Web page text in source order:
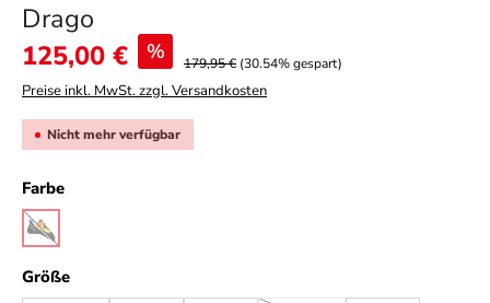
Drago
Verkaufspreis:
125,00 € % 179,95 € (30.54% gespart)
Preise inkl. MwSt. zzgl. Versandkosten
Nicht mehr verfügbar
Farbeauswählen
yellow
(Diese Option ist zurzeit nicht verfügbar.)
Größeauswählen